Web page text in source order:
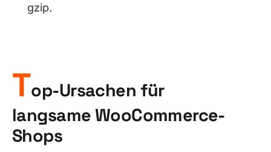
gzip.
Top-Ursachen für
langsame WooCommerce-
Shops